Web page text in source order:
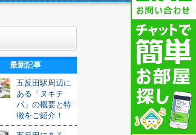
最新記事
五反田駅周辺に
ある「ヌキテ
パ」の概要と特
徴をご紹介！